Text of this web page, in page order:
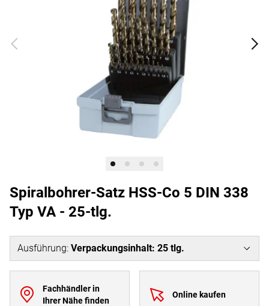
Spiralbohrer-Satz HSS-Co 5 DIN 338
Typ VA - 25-tlg.
Ausführung: Verpackungsinhalt: 25 tlg.
Fachhändler in
Ihrer Nähe finden
Online kaufen